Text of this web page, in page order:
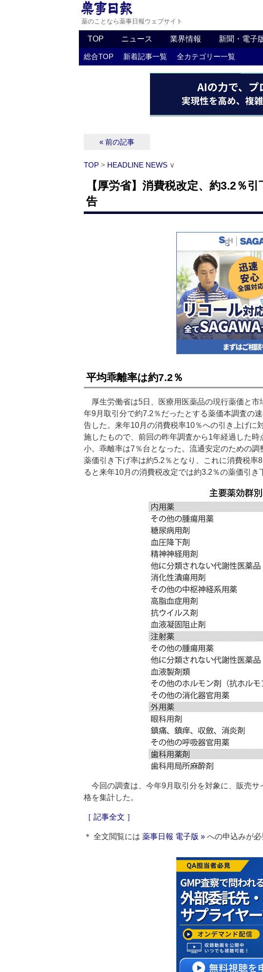
薬のことなら薬事日報ウェブサイト
TOP ニュース 業界情報 新聞・電子
総合TOP 新着記事一覧 全カテゴリー一覧
« 前の記事
TOP > HEADLINE NEWS ∨
【厚労省】消費税改定、約3.2％
告
平均乖離率は約7.2％
厚生労働省は5日、医療用医薬品の現行薬価と市
年9月取引分で約7.2％だったとする薬価本調査の
告した。来年10月の消費税率10％への引き上げに
施したもので、前回の昨年調査から1年経過した
小。乖離率は7％台となった。流通安定のための調
薬価引き下げ率は約5.2％となり、これに消費税率
ると来年10月の消費税改定では約3.2％の薬価引き
今回の調査は、今年9月取引分を対象に、販売サ
格を集計した。
［ 記事全文 ］
＊ 全文閲覧には 薬事日報 電子版 » への申込みが必